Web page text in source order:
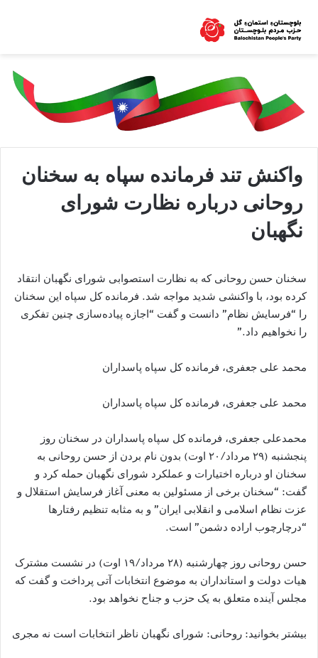
واکنش تند فرمانده سپاه به سخنان
روحانی درباره نظارت شورای
نگهبان
سخنان حسن روحانی که به نظارت استصوابی شورای نگهبان انتقاد
کرده بود، با واکنشی شدید مواجه شد. فرمانده کل سپاه این سخنان
را “فرسایش نظام” دانست و گفت “اجازه پیاده‌سازی چنین تفکری
را نخواهیم داد.”
محمد علی جعفری، فرمانده کل سپاه پاسداران
محمد علی جعفری، فرمانده کل سپاه پاسداران
محمدعلی جعفری، فرمانده کل سپاه پاسداران در سخنان روز
پنجشنبه (۲۹ مرداد/۲۰ اوت) بدون نام بردن از حسن روحانی به
سخنان او درباره اختیارات و عملکرد شورای نگهبان حمله کرد و
گفت: “سخنان برخی از مسئولین به معنی آغاز فرسایش استقلال و
عزت نظام اسلامی و انقلابی ایران” و به مثابه تنظیم رفتارها
“درچارچوب اراده دشمن” است.
حسن روحانی روز چهارشنبه (۲۸ مرداد/۱۹ اوت) در نشست مشترک
هیات دولت و استانداران به موضوع انتخابات آتی پرداخت و گفت که
مجلس آینده متعلق به یک حزب و جناح نخواهد بود.
بیشتر بخوانید: روحانی: شورای نگهبان ناظر انتخابات است نه مجری